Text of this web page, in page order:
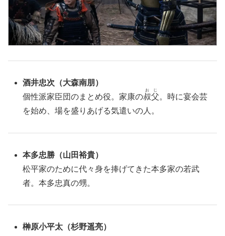
酒井忠次（大森南朋）
個性派家臣団のまとめ役。家康の叔父
おじ
。時に宴会芸
を始め、場を盛りあげる気遣いの人。
本多忠勝（山田裕貴）
松平家のために代々身を捧げてきた本多家の若武
者。本多忠真の甥。
榊原小平太（杉野遥亮）